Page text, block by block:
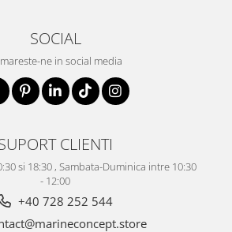
SOCIAL
ne in social media
CLIENTI
si 18:30 , Sambata-Duminica intre 10:30
- 12:00
+40 728 252 544